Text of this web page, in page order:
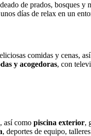
de prados, bosques y
días de relax en un
comidas y cenas,
y acogedoras, con
así como piscina exterior,
, deportes de equipo,